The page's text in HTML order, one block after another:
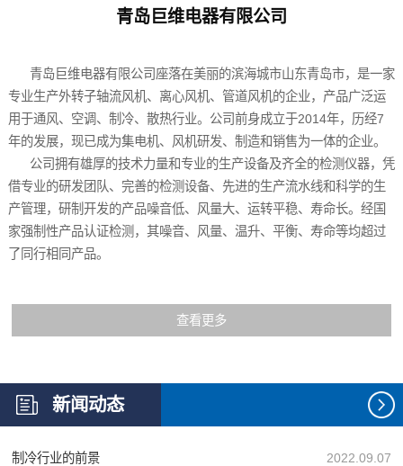
青岛巨维电器有限公司
青岛巨维电器有限公司座落在美丽的滨海城市山东青岛市，是一家
专业生产外转子轴流风机、离心风机、管道风机的企业，产品广泛运
用于通风、空调、制冷、散热行业。公司前身成立于2014年，历经7
年的发展，现已成为集电机、风机研发、制造和销售为一体的企业。
公司拥有雄厚的技术力量和专业的生产设备及齐全的检测仪器，凭
借专业的研发团队、完善的检测设备、先进的生产流水线和科学的生
产管理，研制开发的产品噪音低、风量大、运转平稳、寿命长。经国
家强制性产品认证检测，其噪音、风量、温升、平衡、寿命等均超过
了同行相同产品。
查看更多
新闻动态
制冷行业的前景 2022.09.07